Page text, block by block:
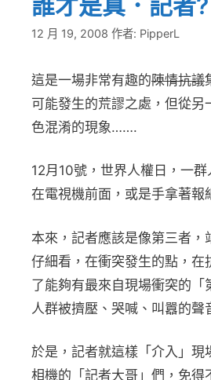
12 月 19, 2008 作者: PipperL
這是一場非常有趣的陳情抗議
可能發生的荒謬之處，但從
色混淆的現象…….
12月10號，世界人權日，一
在電視機前面，或是手拿著報
本來，記者應該是像第三者
仔細看，在衝突發生的點，
了能夠有最來自現場衝突的
人群被擠壓、哭喊、叫囂的聲
於是，記者就這樣「介入」
相機的「記者大哥」們，免